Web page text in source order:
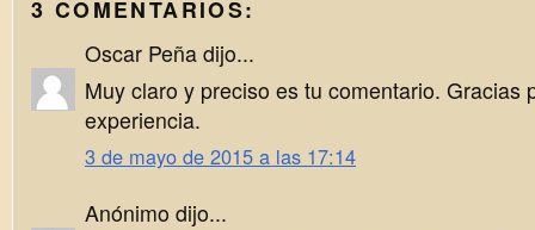
3 COMENTARIOS:
Oscar Peña dijo...
Muy claro y preciso es tu comentario. Gracias
experiencia.
3 de mayo de 2015 a las 17:14
Anónimo dijo...